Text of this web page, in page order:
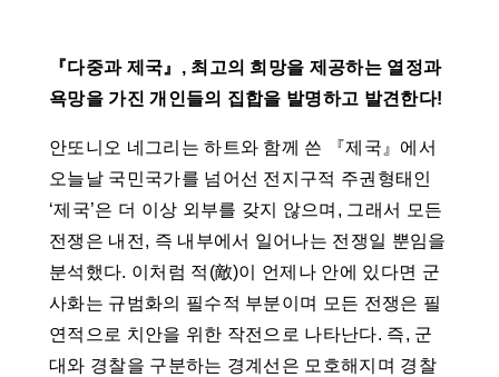
『다중과 제국』, 최고의 희망을 제공하는 열정과
욕망을 가진 개인들의 집합을 발명하고 발견한다!
안또니오 네그리는 하트와 함께 쓴 『제국』에서
오늘날 국민국가를 넘어선 전지구적 주권형태인
‘제국’은 더 이상 외부를 갖지 않으며, 그래서 모든
전쟁은 내전, 즉 내부에서 일어나는 전쟁일 뿐임을
분석했다. 이처럼 적(敵)이 언제나 안에 있다면 군
사화는 규범화의 필수적 부분이며 모든 전쟁은 필
연적으로 치안을 위한 작전으로 나타난다. 즉, 군
대와 경찰을 구분하는 경계선은 모호해지며 경찰